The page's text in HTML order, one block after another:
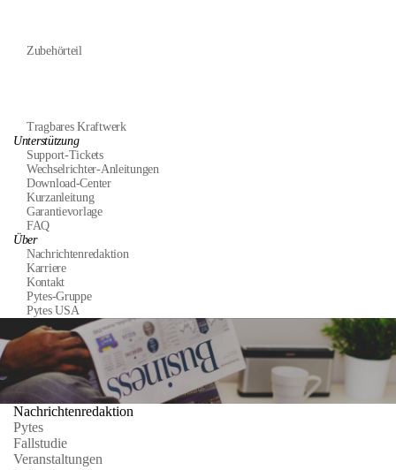
Zubehörteil
Tragbares Kraftwerk
Unterstützung
Support-Tickets
Wechselrichter-Anleitungen
Download-Center
Kurzanleitung
Garantievorlage
FAQ
Über
Nachrichtenredaktion
Karriere
Kontakt
Pytes-Gruppe
Pytes USA
Nachrichtenredaktion
Pytes
Fallstudie
Veranstaltungen